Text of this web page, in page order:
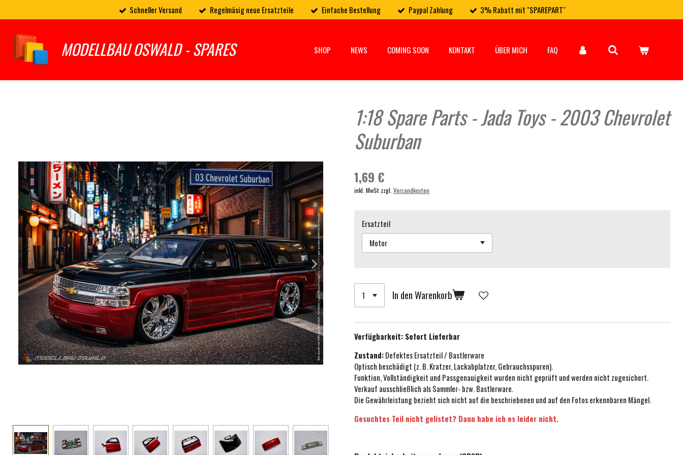
Hauptinhalt
springen
Schneller Versand Regelmäsig neue Ersatzteile Einfache Bestellung Paypal Zahlung 3% Rabatt mit "SPAREPART"
MODELLBAU OSWALD - SPARES SHOP NEWS COMING SOON KONTAKT ÜBER MICH FAQ
1:18 Spare Parts - Jada Toys - 2003 Chevrolet
Suburban
1,69 €
inkl. MwSt zzgl. Versandkosten
Ersatzteil
In den Warenkorb
Verfügbarkeit: Sofort Lieferbar
Zustand:Defektes Ersatzteil / Bastlerware
Optisch beschädigt (z. B. Kratzer, Lackabplatzer, Gebrauchsspuren).
Funktion, Vollständigkeit und Passgenauigkeit wurden nicht geprüft und werden nicht zugesichert.
Verkauf ausschließlich als Sammler- bzw. Bastlerware.
Die Gewährleistung bezieht sich nicht auf die beschriebenen und auf den Fotos erkennbaren Mängel.
Gesuchtes Teil nicht gelistet? Dann habe ich es leider nicht.